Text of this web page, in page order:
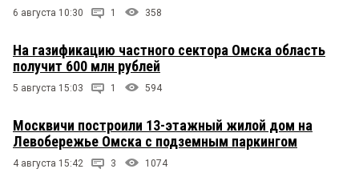
6 августа 10:30 1 358
На газификацию частного сектора Омска область
получит 600 млн рублей
5 августа 15:03 1 594
Москвичи построили 13-этажный жилой дом на
Левобережье Омска с подземным паркингом
4 августа 15:42 3 1074